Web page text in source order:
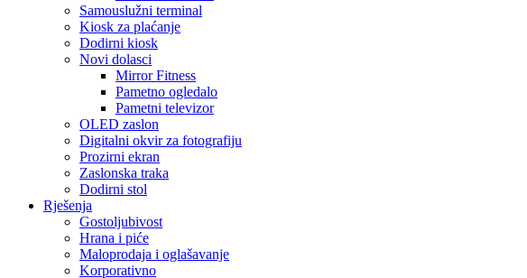
Samouslužni terminal
Kiosk za plaćanje
Dodirni kiosk
Novi dolasci
Mirror Fitness
Pametno ogledalo
Pametni televizor
OLED zaslon
Digitalni okvir za fotografiju
Prozirni ekran
Zaslonska traka
Dodirni stol
Rješenja
Gostoljubivost
Hrana i piće
Maloprodaja i oglašavanje
Korporativno